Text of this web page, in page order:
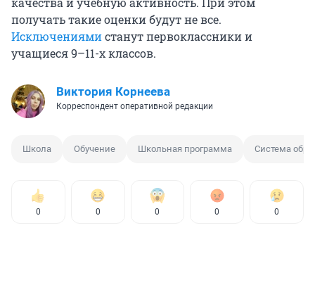
получать такие оценки будут не все.
Исключениямистанут первоклассники и
учащиеся 9–11-х классов.
Виктория Корнеева
Корреспондент оперативной редакции
Школа Обучение Школьная программа Система
0 0 0 0 0